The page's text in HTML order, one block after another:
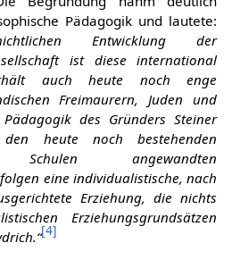
Pädagogik und lautete:
Entwicklung der
ist diese international
auch heute noch enge
Freimaurern, Juden und
des Gründers Steiner
heute noch bestehenden
Schulen angewandten
eine individualistische, nach
Erziehung, die nichts
Erziehungsgrundsätzen
[4]